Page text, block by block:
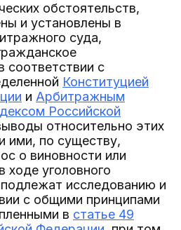
обстоятельств,
и установлены в
суда,
соответствии с
Конституцией
и Арбитражным
Российской
относительно этих
ими, по существу,
о виновности или
ходе уголовного
исследованию и
с общими принципами
в статье 49